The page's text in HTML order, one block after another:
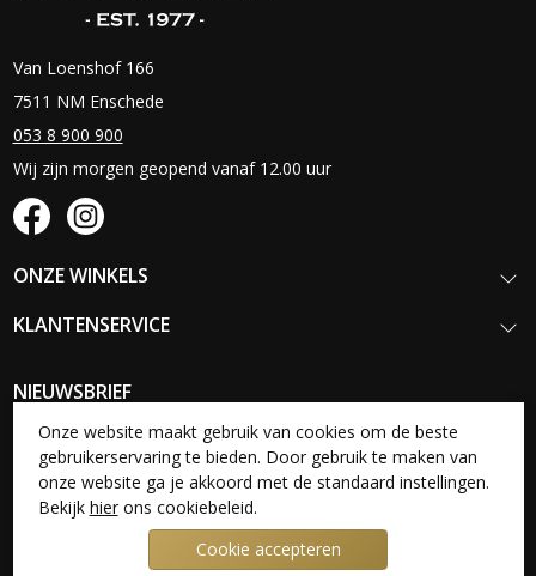
Van Loenshof 166
7511 NM Enschede
053 8 900 900
Wij zijn morgen geopend vanaf 12.00 uur
ONZE WINKELS
KLANTENSERVICE
NIEUWSBRIEF
Schrijf je in voor onze nieuwsbrief en blijf op de hoogte van onze
nieuwste collecties, acties en aanbiedingen.
Aanmelden
Onze website maakt gebruik van cookies om de beste
gebruikerservaring te bieden. Door gebruik te maken van
onze website ga je akkoord met de standaard instellingen.
Bekijk hierons cookiebeleid.